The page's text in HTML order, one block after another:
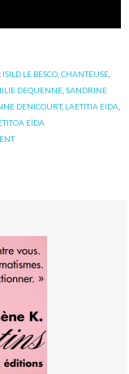
ISILD LE BESCO,CHANTEUSE,
DEQUENNE,SANDRINE
DENICOURT, LAETITIA EIDA,
EÏDA